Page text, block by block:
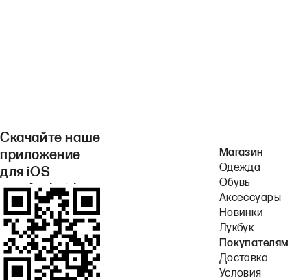
Скачайте наше
приложение
для iOS
или Android.
Магазин
Одежда
Обувь
Аксессуары
Новинки
Лукбук
Покупателям
Доставка
Условия